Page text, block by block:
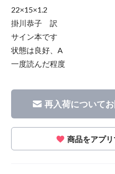
22×15×1.2
掛川恭子 訳
サイン本です
状態は良好、A
一度読んだ程度
再入荷について
商品をアプ